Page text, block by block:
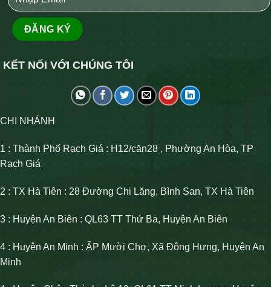
KẾT NỐI VỚI CHÚNG TÔI
CHI NHÁNH
1 : Thành Phố Rạch Giá : H12/căn28 , Phường An Hòa, TP
Rạch Giá
2 : TX Hà Tiên : 28 Đường Chi Lăng, Bình San, TX Hà Tiên
3 : Huyện An Biên : QL63 TT Thứ Ba, Huyện An Biên
4 : Huyện An Minh : ẤP Mười Chợ, Xã Đông Hưng, Huyện An
Minh